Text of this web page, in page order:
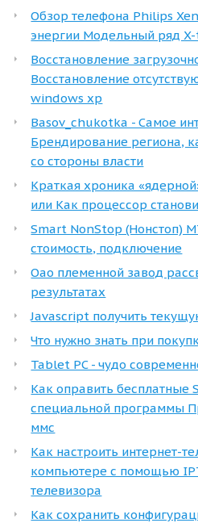
Обзор телефона Philips
энергии Модельный ряд
Восстановление
Восстановление
windows xp
Basov_chukotka - Самое
Брендирование региона,
со стороны власти
Краткая хроника
или Как процессор
Smart NonStop (Нонстоп)
стоимость, подключение
Оао племенной завод
результатах
Javascript получить
Что нужно знать при
Tablet PC - чудо
Как оправить бесплатные
специальной программы
ммс
Как настроить интернет-
компьютере с помощью
телевизора
Как сохранить